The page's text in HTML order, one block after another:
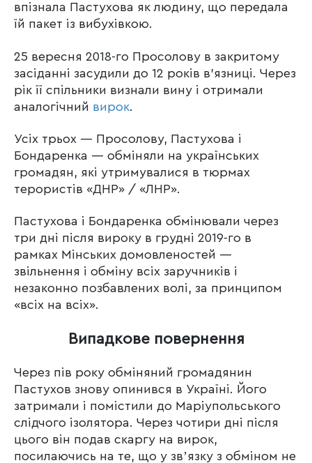
впізнала Пастухова як людину, що передала
їй пакет із вибухівкою.
25 вересня 2018-го Просолову в закритому
засіданні засудили до 12 років в’язниці. Через
рік її спільники визнали вину і отримали
аналогічний вирок.
Усіх трьох — Просолову, Пастухова і
Бондаренка — обміняли на українських
громадян, які утримувалися в тюрмах
терористів «ДНР» / «ЛНР».
Пастухова і Бондаренка обмінювали через
три дні після вироку в грудні 2019-го в
рамках Мінських домовленостей —
звільнення і обміну всіх заручників і
незаконно позбавлених волі, за принципом
«всіх на всіх».
Випадкове повернення
Через пів року обміняний громадянин
Пастухов знову опинився в Україні. Його
затримали і помістили до Маріупольського
слідчого ізолятора. Через чотири дні після
цього він подав скаргу на вирок,
посилаючись на те, що у звʼязку з обміном не